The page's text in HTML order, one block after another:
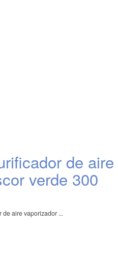
de aire
verde 300
aire vaporizador ...